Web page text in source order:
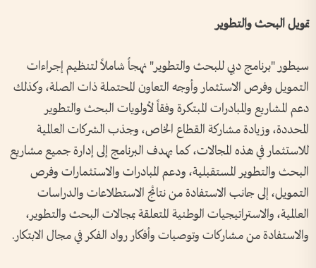
تمويل البحث والتطوير
سيطور "برنامج دبي للبحث والتطوير" نهجاً شاملاً لتنظيم إجراءات
التمويل وفرص الاستثمار وأوجه التعاون المحتملة ذات الصلة، وكذلك
دعم المشاريع والمبادرات المبتكرة وفقاً لأولويات البحث والتطوير
المحددة، وزيادة مشاركة القطاع الخاص، وجذب الشركات العالمية
للاستثمار في هذه المجالات، كما يهدف البرنامج إلى إدارة جميع مشاريع
البحث والتطوير المستقبلية، ودعم المبادرات والاستثمارات وفرص
التمويل، إلى جانب الاستفادة من نتائج الاستطلاعات والدراسات
العالمية، والاستراتيجيات الوطنية المتعلقة بمجالات البحث والتطوير،
والاستفادة من مشاركات وتوصيات وأفكار رواد الفكر في مجال الابتكار.